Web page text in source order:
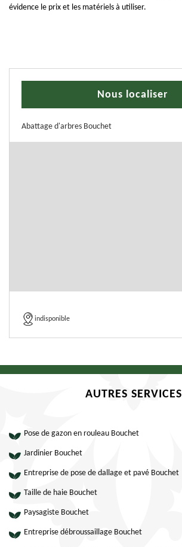
évidence le prix et les matériels à utiliser.
Nous localiser
Abattage d'arbres Bouchet
indisponible
AUTRES SERVICES
Pose de gazon en rouleau Bouchet
Jardinier Bouchet
Entreprise de pose de dallage et pavé Bouchet
Taille de haie Bouchet
Paysagiste Bouchet
Entreprise débroussaillage Bouchet